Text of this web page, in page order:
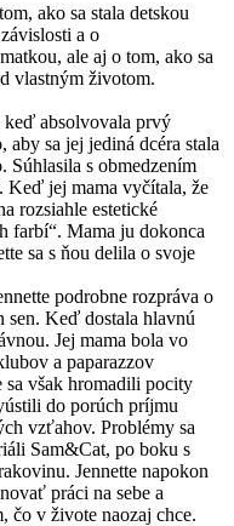
ako sa stala detskou
a o
ale aj o tom, ako sa
vlastným životom.
keď absolvovala prvý
sa jej jediná dcéra stala
Súhlasila s obmedzením
Keď jej mama vyčítala, že
rozsiahle estetické
farbí“. Mama ju dokonca
sa s ňou delila o svoje
podrobne rozpráva o
sen. Keď dostala hlavnú
Jej mama bola vo
a paparazzov
sa však hromadili pocity
do porúch príjmu
vzťahov. Problémy sa
Sam&Cat, po boku s
Jennette napokon
práci na sebe a
čo v živote naozaj chce.